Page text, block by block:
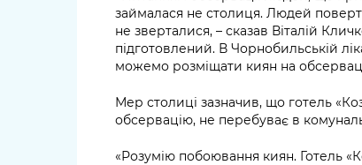
займалася не столиця. Людей
не зверталися, – сказав Віталій
підготовлений. В Чорнобильській
можемо розміщати киян на
Мер столиці зазначив, що готель
обсервацію, не перебуває в
«Розумію побоювання киян. Готель